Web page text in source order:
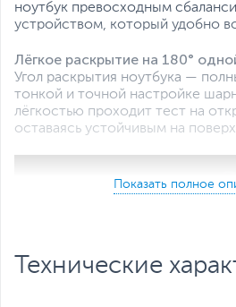
ноутбук превосходным
устройством, который удобно
Лёгкое раскрытие на 180°
Угол раскрытия ноутбука —
тонкой и точной настройке
лёгкостью проходит тест на
оставаясь устойчивым на
Технические